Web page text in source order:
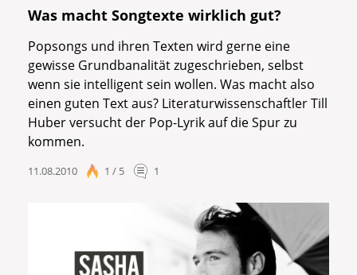
Was macht Songtexte wirklich gut?
Popsongs und ihren Texten wird gerne eine
gewisse Grundbanalität zugeschrieben, selbst
wenn sie intelligent sein wollen. Was macht also
einen guten Text aus? Literaturwissenschaftler Till
Huber versucht der Pop-Lyrik auf die Spur zu
kommen.
11.08.2010 1 / 5 1